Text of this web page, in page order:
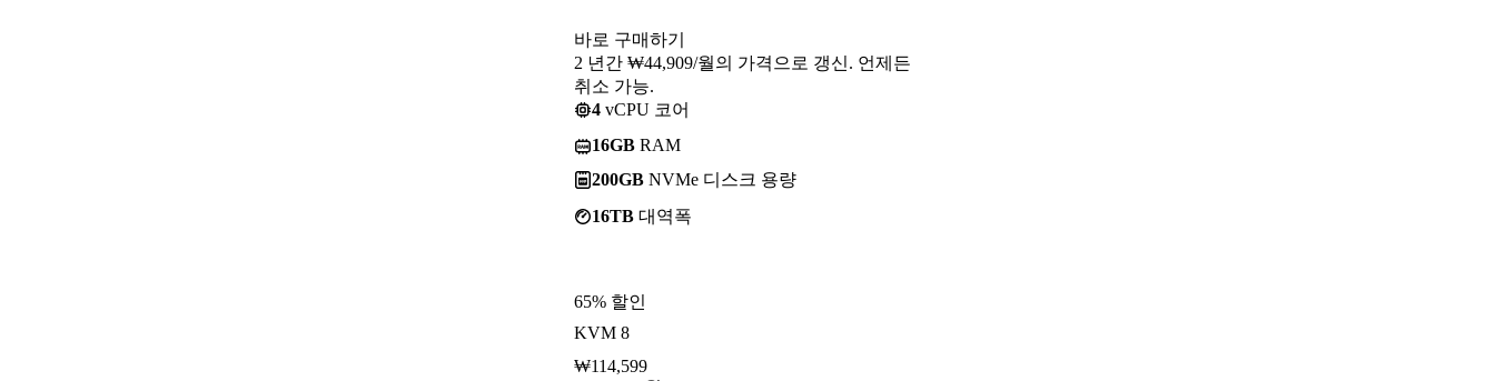
바로 구매하기
2 년간 ₩44,909/월의 가격으로 갱신. 언제든
취소 가능.
4 vCPU 코어
16GB RAM
200GB NVMe 디스크 용량
16TB 대역폭
65% 할인
KVM 8
₩114,599